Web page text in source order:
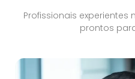
Profissionais experientes
prontos